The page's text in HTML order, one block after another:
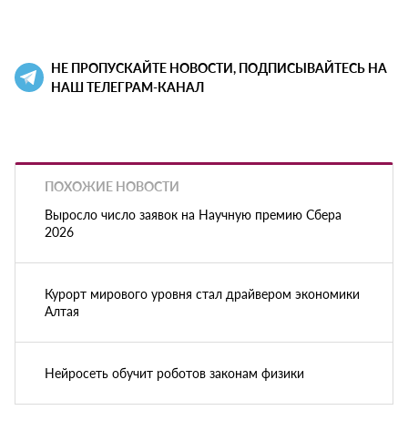
НЕ ПРОПУСКАЙТЕ НОВОСТИ, ПОДПИСЫВАЙТЕСЬ НА
НАШ ТЕЛЕГРАМ-КАНАЛ
ПОХОЖИЕ НОВОСТИ
Выросло число заявок на Научную премию Сбера
2026
Курорт мирового уровня стал драйвером экономики
Алтая
Нейросеть обучит роботов законам физики